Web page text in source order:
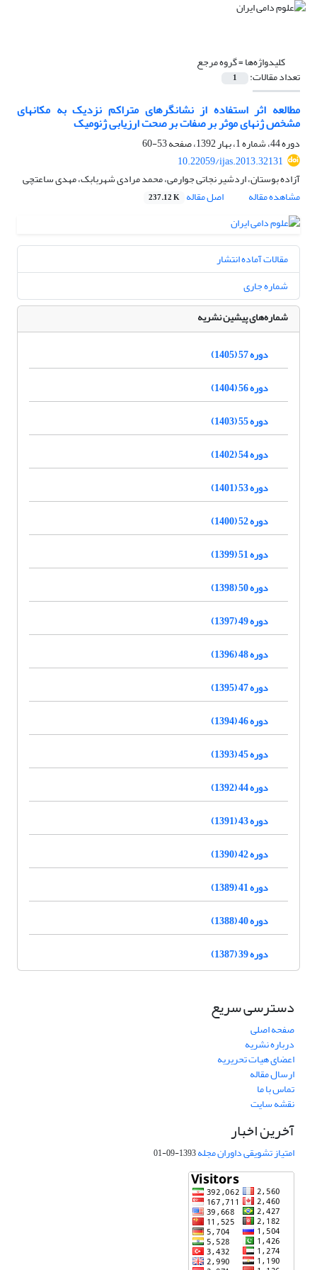
کلیدواژه‌ها =گروه مرجع
تعداد مقالات: 1
مطالعه اثر استفاده از نشانگرهای متراکم نزدیک به مکانهای
مشخص ژنهای موثر بر صفات بر صحت ارزیابی ژنومیک
دوره 44، شماره 1، بهار 1392، صفحه
53-60
10.22059/ijas.2013.32131
آزاده بوستان، اردشیر نجاتی جوارمی، محمد مرادی شهربابک، مهدی ساعتچی
مشاهده مقاله
اصل مقاله 237.12 K
مقالات آماده انتشار
شماره جاری
شماره‌های پیشین نشریه
دوره 57 (1405)
دوره 56 (1404)
دوره 55 (1403)
دوره 54 (1402)
دوره 53 (1401)
دوره 52 (1400)
دوره 51 (1399)
دوره 50 (1398)
دوره 49 (1397)
دوره 48 (1396)
دوره 47 (1395)
دوره 46 (1394)
دوره 45 (1393)
دوره 44 (1392)
دوره 43 (1391)
دوره 42 (1390)
دوره 41 (1389)
دوره 40 (1388)
دوره 39 (1387)
دسترسی سریع
صفحه اصلی
درباره نشریه
اعضای هیات تحریریه
ارسال مقاله
تماس با ما
نقشه سایت
آخرین اخبار
امتیاز تشویقی داوران مجله1393-09-01